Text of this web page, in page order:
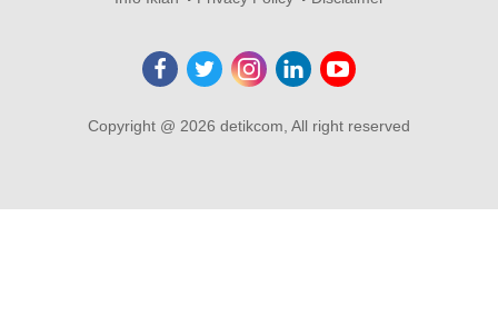
Copyright @ 2026 detikcom, All right reserved